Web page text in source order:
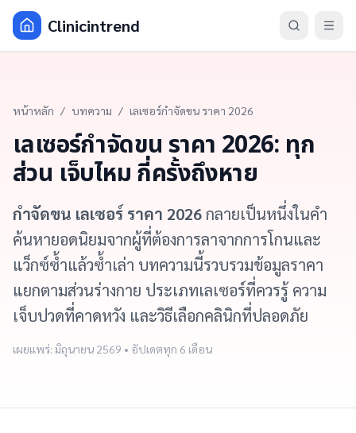
Clinicintrend
หน้าหลัก / บทความ / เลเซอร์กำจัดขน ราคา 2026
เลเซอร์กำจัดขน ราคา 2026: ทุก
ส่วน เจ็บไหม กี่ครั้งถึงหาย
กำจัดขน เลเซอร์ ราคา 2026กลายเป็นหนึ่งในคำ
ค้นหายอดนิยมจากผู้ที่ต้องการลาจากการโกนและ
แว็กซ์ซ้ำแล้วซ้ำเล่า บทความนี้รวบรวมข้อมูลราคา
แยกตามส่วนร่างกาย ประเภทเลเซอร์ที่ควรรู้ ความ
เจ็บปวดที่คาดหวัง และวิธีเลือกคลินิกที่ปลอดภัย
เผยแพร่: มิถุนายน 2569 • อัปเดตทุก 6 เดือน